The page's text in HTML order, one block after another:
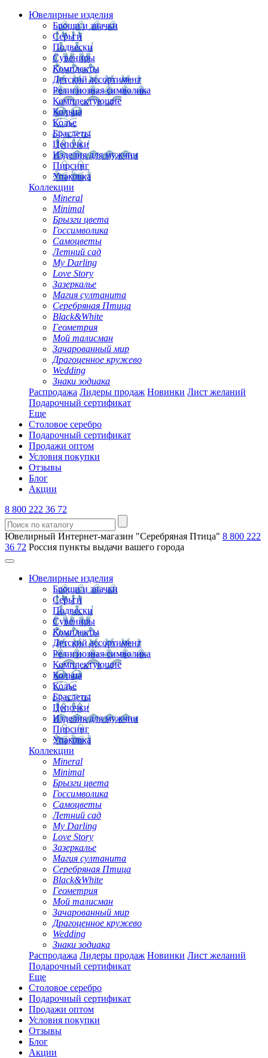
Ювелирные изделия
Броши и значки
Серьги
Подвески
Сувениры
Комплекты
Детский ассортимент
Религиозная символика
Комплектующие
Кольца
Колье
Браслеты
Цепочки
Изделия для мужчин
Пирсинг
Упаковка
Коллекции
Mineral
Minimal
Брызги цвета
Госсимволика
Самоцветы
Летний сад
My Darling
Love Story
Зазеркалье
Магия султанита
Серебряная Птица
Black&White
Геометрия
Мой талисман
Зачарованный мир
Драгоценное кружево
Wedding
Знаки зодиака
Распродажа Лидеры продаж Новинки Лист желаний
Подарочный сертификат
Еще
Столовое серебро
Подарочный сертификат
Продажи оптом
Условия покупки
Отзывы
Блог
Акции
8 800 222 36 72
Ювелирный Интернет-магазин "Серебряная Птица" 8 800 222
36 72 Россия пункты выдачи вашего города
Ювелирные изделия
Броши и значки
Серьги
Подвески
Сувениры
Комплекты
Детский ассортимент
Религиозная символика
Комплектующие
Кольца
Колье
Браслеты
Цепочки
Изделия для мужчин
Пирсинг
Упаковка
Коллекции
Mineral
Minimal
Брызги цвета
Госсимволика
Самоцветы
Летний сад
My Darling
Love Story
Зазеркалье
Магия султанита
Серебряная Птица
Black&White
Геометрия
Мой талисман
Зачарованный мир
Драгоценное кружево
Wedding
Знаки зодиака
Распродажа Лидеры продаж Новинки Лист желаний
Подарочный сертификат
Еще
Столовое серебро
Подарочный сертификат
Продажи оптом
Условия покупки
Отзывы
Блог
Акции